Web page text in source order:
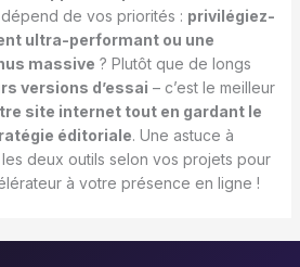
dépend de vos priorités : privilégiez-
ultra-performant ou une
massive ? Plutôt que de longs
versions d’essai – c’est le meilleur
site internet tout en gardant le
éditoriale. Une astuce à
deux outils selon vos projets pour
à votre présence en ligne !